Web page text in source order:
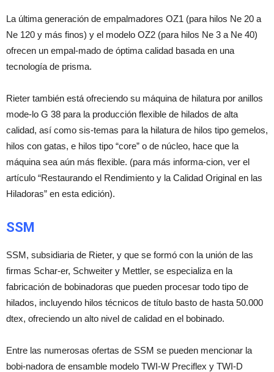
La última generación de empalmadores OZ1 (para hilos Ne 20 a
Ne 120 y más finos) y el modelo OZ2 (para hilos Ne 3 a Ne 40)
ofrecen un empal-mado de óptima calidad basada en una
tecnología de prisma.
Rieter también está ofreciendo su máquina de hilatura por anillos
mode-lo G 38 para la producción flexible de hilados de alta
calidad, así como sis-temas para la hilatura de hilos tipo gemelos,
hilos con gatas, e hilos tipo “core” o de núcleo, hace que la
máquina sea aún más flexible. (para más informa-cion, ver el
artículo “Restaurando el Rendimiento y la Calidad Original en las
Hiladoras” en esta edición).
SSM
SSM, subsidiaria de Rieter, y que se formó con la unión de las
firmas Schar-er, Schweiter y Mettler, se especializa en la
fabricación de bobinadoras que pueden procesar todo tipo de
hilados, incluyendo hilos técnicos de título basto de hasta 50.000
dtex, ofreciendo un alto nivel de calidad en el bobinado.
Entre las numerosas ofertas de SSM se pueden mencionar la
bobi-nadora de ensamble modelo TWI-W Preciflex y TWI-D